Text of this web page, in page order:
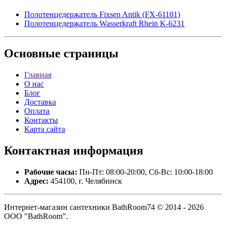
Полотенцедержатель Fixsen Antik (FX-61101)
Полотенцедержатель Wasserkraft Rhein K-6231
Основные страницы
Главная
О нас
Блог
Доставка
Оплата
Контакты
Карта сайта
Контактная информация
Рабочие часы: Пн-Пт: 08:00-20:00, Сб-Вс: 10:00-18:00
Адрес: 454100, г. Челябинск
Интернет-магазин сантехники BathRoom74 © 2014 - 2026
ООО "BathRoom".